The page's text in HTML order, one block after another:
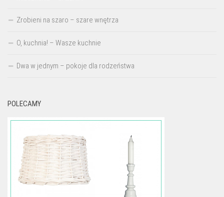
Zrobieni na szaro – szare wnętrza
O, kuchnia! – Wasze kuchnie
Dwa w jednym – pokoje dla rodzeństwa
POLECAMY